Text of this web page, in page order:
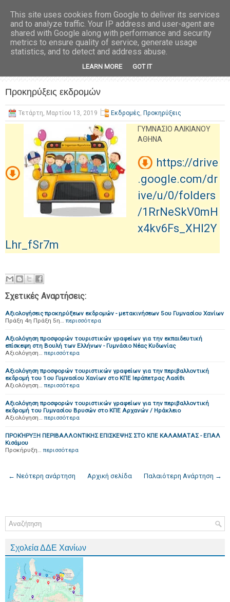
Προκηρύξεις εκδρομών
Τετάρτη, Μαρτίου 13, 2019 Εκδρομές, Προκηρύξεις
ΓΥΜΝΑΣΙΟ ΑΛΙΚΙΑΝΟΥ
ΑΘΗΝΑ
https://drive
.google.com/dr
ive/u/0/folders
/1RrNeSkV0mH
x4kv6Fs_XHI2Y
Lhr_fSr7m
Σχετικές Αναρτήσεις:
Αξιολογήσεις προκηρύξεων εκδρομών - μετακινήσεων 5ου Γυμνασίου Χανίων
Πράξη 4η Πράξη 5η… περισσότερα
Αξιολόγηση προσφορών τουριστικών γραφείων για την εκπαιδευτική
επίσκεψη στη Βουλή των Ελλήνων - Γυμνάσιο Νέας Κυδωνίας
Αξιολόγηση… περισσότερα
Αξιολόγηση προσφορών τουριστικών γραφείων για την περιβαλλοντική
εκδρομή του 1oυ Γυμνασίου Χανίων στο ΚΠΕ Ιεράπετρας Λασίθι
Αξιολόγηση… περισσότερα
Αξιολόγηση προσφορών τουριστικών γραφείων για την περιβαλλοντική
εκδρομή του Γυμνασίου Βρυσών στο ΚΠΕ Αρχανών / Ηράκλειο
Αξιολόγηση… περισσότερα
ΠΡΟΚΉΡΥΞΗ ΠΕΡΙΒΑΛΛΟΝΤΙΚΗΣ ΕΠΙΣΚΕΨΗΣ ΣΤΟ ΚΠΕ ΚΑΛΑΜΑΤΑΣ - ΕΠΑΛ
Κισάμου
Προκήρυξη… περισσότερα
← Νεότερη ανάρτηση Παλαιότερη Ανάρτηση →
Αρχική σελίδα
Σχολεία ΔΔΕ Χανίων
This site uses cookies from Google to deliver its services
and to analyze traffic. Your IP address and user-agent are
shared with Google along with performance and security
metrics to ensure quality of service, generate usage
statistics, and to detect and address abuse.
LEARN MORE GOT IT